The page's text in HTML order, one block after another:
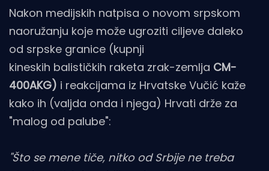
Nakon medijskih natpisa o novom srpskom
naoružanju koje može ugroziti ciljeve daleko
od srpske granice (kupnji
kineskih balističkih raketa zrak-zemlja CM-
400AKG) i reakcijama iz Hrvatske Vučić kaže
kako ih (valjda onda i njega) Hrvati drže za
"malog od palube":
"Što se mene tiče, nitko od Srbije ne treba